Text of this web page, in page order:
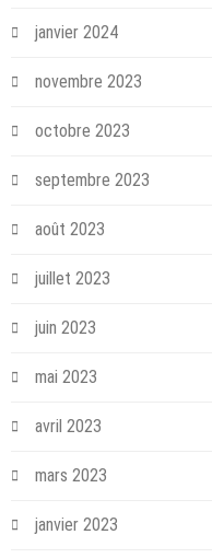
janvier 2024
novembre 2023
octobre 2023
septembre 2023
août 2023
juillet 2023
juin 2023
mai 2023
avril 2023
mars 2023
janvier 2023